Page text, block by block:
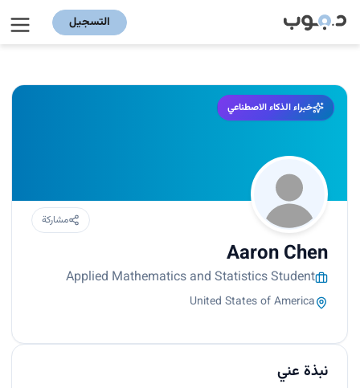
التسجيل
خبراء الذكاء الاصطناعي
مشاركة
Aaron Chen
Applied Mathematics and Statistics Student
United States of America
نبذة عني